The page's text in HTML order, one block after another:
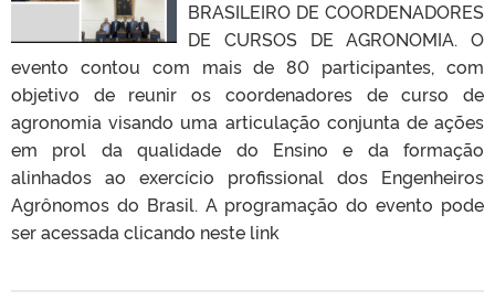
BRASILEIRO DE COORDENADORES
DE CURSOS DE AGRONOMIA. O
evento contou com mais de 80 participantes, com
objetivo de reunir os coordenadores de curso de
agronomia visando uma articulação conjunta de ações
em prol da qualidade do Ensino e da formação
alinhados ao exercício profissional dos Engenheiros
Agrônomos do Brasil. A programação do evento pode
ser acessada clicando neste link